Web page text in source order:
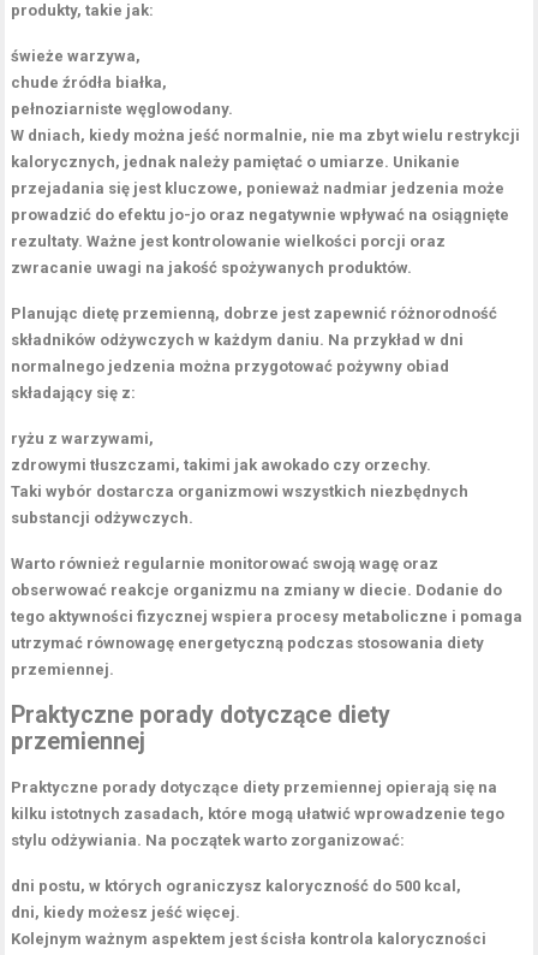
produkty, takie jak:
świeże warzywa,
chude źródła białka,
pełnoziarniste węglowodany.
W dniach, kiedy można jeść normalnie, nie ma zbyt wielu restrykcji
kalorycznych, jednak należy pamiętać o umiarze. Unikanie
przejadania się jest kluczowe, ponieważ nadmiar jedzenia może
prowadzić do efektu jo-jo oraz negatywnie wpływać na osiągnięte
rezultaty. Ważne jest kontrolowaniewielkości porcji oraz
zwracanie uwagi na jakość spożywanych produktów.
Planując dietę przemienną, dobrze jest zapewnić różnorodność
składników odżywczych w każdym daniu. Na przykład w dni
normalnego jedzenia można przygotować pożywny obiad
składający się z:
ryżu z warzywami,
zdrowymi tłuszczami, takimi jak awokado czy orzechy.
Taki wybór dostarcza organizmowi wszystkich niezbędnych
substancji odżywczych.
Warto również regularnie monitorować swoją wagę oraz
obserwować reakcje organizmu na zmiany w diecie. Dodanie do
tego aktywności fizycznej wspiera procesy metaboliczne i pomaga
utrzymać równowagę energetyczną podczas stosowania diety
przemiennej.
Praktyczne porady dotyczące diety
przemiennej
Praktyczne porady dotyczące diety przemiennej opierają się na
kilku istotnych zasadach, które mogą ułatwić wprowadzenie tego
stylu odżywiania. Na początek warto zorganizować:
dni postu, w których ograniczysz kaloryczność do500 kcal ,
dni, kiedy możesz jeść więcej.
Kolejnym ważnym aspektem jestścisła kontrola kaloryczności